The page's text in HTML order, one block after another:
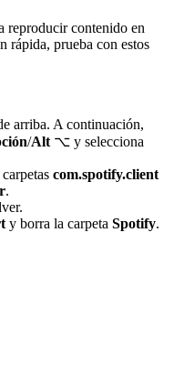
reproducir contenido en
rápida, prueba con estos
arriba. A continuación,
/Alt ⌥ y selecciona
com.spotify.client
.
y borra la carpeta Spotify.